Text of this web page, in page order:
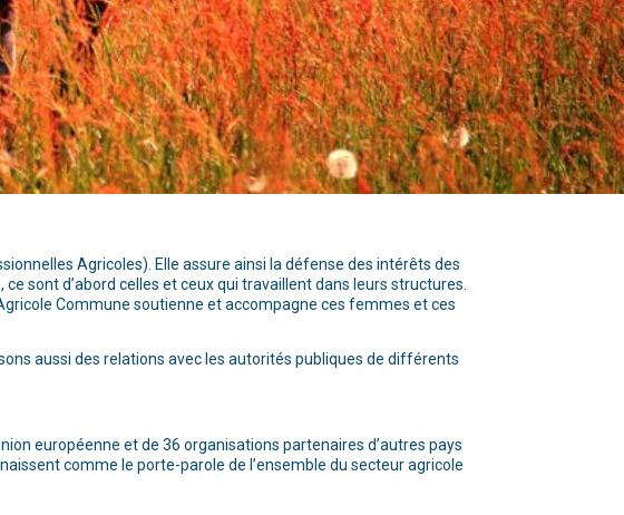
Agricoles). Elle assure ainsi la défense des intérêts des
sont d’abord celles et ceux qui travaillent dans leurs structures.
Commune soutienne et accompagne ces femmes et ces
aussi des relations avec les autorités publiques de différents
européenne et de 36 organisations partenaires d’autres pays
comme le porte-parole de l’ensemble du secteur agricole